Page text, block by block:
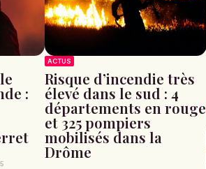
:
ACTUS
Risque d’incendie très
élevé dans le sud : 4
départements en rouge
et 325 pompiers
mobilisés dans la
Drôme